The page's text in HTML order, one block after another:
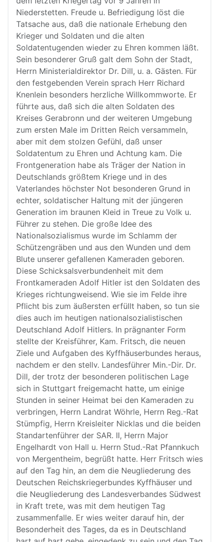
Niederstetten. Freude u. Befriedigung löst die
Tatsache aus, daß die nationale Erhebung den
Krieger und Soldaten und die alten
Soldatentugenden wieder zu Ehren kommen läßt.
Sein besonderer Gruß galt dem Sohn der Stadt,
Herrn Ministerialdirektor Dr. Dill, u. a. Gästen. Für
den festgebenden Verein sprach Herr Richard
Knenlein besonders herzliche Willkommworte. Er
führte aus, daß sich die alten Soldaten des
Kreises Gerabronn und der weiteren Umgebung
zum ersten Male im Dritten Reich versammeln,
aber mit dem stolzen Gefühl, daß unser
Soldatentum zu Ehren und Achtung kam. Die
Frontgeneration habe als Träger der Nation in
Deutschlands größtem Kriege und in des
Vaterlandes höchster Not besonderen Grund in
echter, soldatischer Haltung mit der jüngeren
Generation im braunen Kleid in Treue zu Volk u.
Führer zu stehen. Die große Idee des
Nationalsozialismus wurde im Schlamm der
Schützengräben und aus den Wunden und dem
Blute unserer gefallenen Kameraden geboren.
Diese Schicksalsverbundenheit mit dem
Frontkameraden Adolf Hitler ist den Soldaten des
Krieges richtungweisend. Wie sie im Felde ihre
Pflicht bis zum äußersten erfüllt haben, so tun sie
dies auch im heutigen nationalsozialistischen
Deutschland Adolf Hitlers. In prägnanter Form
stellte der Kreisführer, Kam. Fritsch, die neuen
Ziele und Aufgaben des Kyffhäuserbundes heraus,
nachdem er den stellv. Landesführer Min.-Dir. Dr.
Dill, der trotz der besonderen politischen Lage
sich in Stuttgart freigemacht hatte, um einige
Stunden in seiner Heimat bei den Kameraden zu
verbringen, Herrn Landrat Wöhrle, Herrn Reg.-Rat
Stümpfig, Herrn Kreisleiter Nicklas und die beiden
Standartenführer der SAR. II, Herrn Major
Engelhardt von Hall u. Herrn Stud.-Rat Pfannkuch
von Mergentheim, begrüßt hatte. Herr Fritsch wies
auf den Tag hin, an dem die Neugliederung des
Deutschen Reichskriegerbundes Kyffhäuser und
die Neugliederung des Landesverbandes Südwest
in Kraft trete, was mit dem heutigen Tag
zusammenfalle. Er wies weiter darauf hin, der
Besonderheit des Tages, da es in Deutschland